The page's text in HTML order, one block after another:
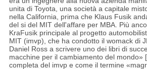
unita di Toyota, una società a capitale
nella California, prima che Klaus Fusik
del si del MIT dell'affare per MBA. Più
KraFusik principale al progetto
MIT (imvp), che ha condotto il womack di
Daniel Ross a scrivere uno dei libri di
macchine per il cambiamento del mondo»
completa del imvp e come il termine